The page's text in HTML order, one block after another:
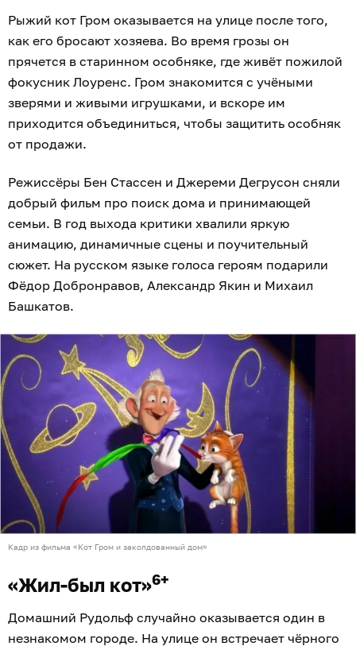
Рыжий кот Гром оказывается на улице после того,
как его бросают хозяева. Во время грозы он
прячется в старинном особняке, где живёт пожилой
фокусник Лоуренс. Гром знакомится с учёными
зверями и живыми игрушками, и вскоре им
приходится объединиться, чтобы защитить особняк
от продажи.
Режиссёры Бен Стассен и Джереми Дегрусон сняли
добрый фильм про поиск дома и принимающей
семьи. В год выхода критики хвалили яркую
анимацию, динамичные сцены и поучительный
сюжет. На русском языке голоса героям подарили
Фёдор Добронравов, Александр Якин и Михаил
Башкатов.
Кадр из фильма «Кот Гром и заколдованный дом»
«Жил-был кот»6+
Домашний Рудольф случайно оказывается один в
незнакомом городе. На улице он встречает чёрного